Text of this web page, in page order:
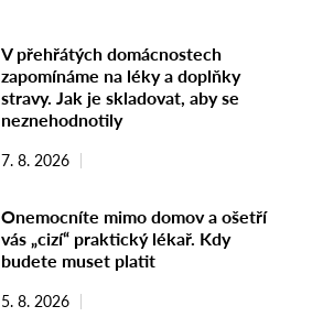
V přehřátých domácnostech
zapomínáme na léky a doplňky
stravy. Jak je skladovat, aby se
neznehodnotily
7. 8. 2026
Onemocníte mimo domov a ošetří
vás „cizí“ praktický lékař. Kdy
budete muset platit
5. 8. 2026